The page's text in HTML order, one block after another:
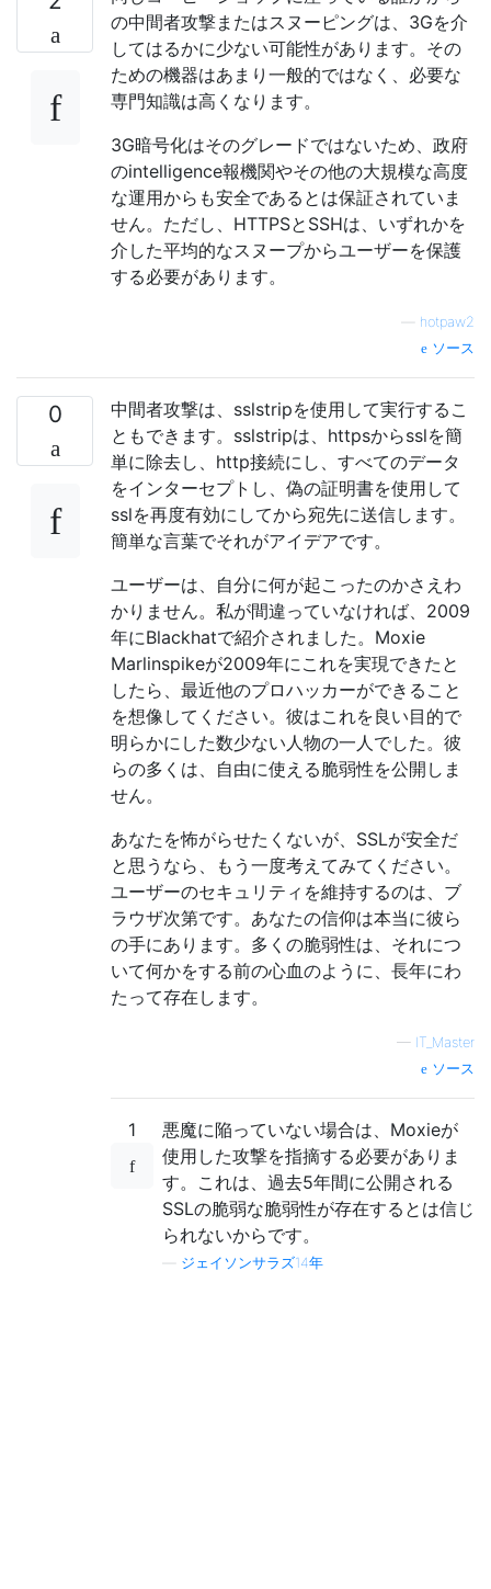
の中間者攻撃またはスヌーピングは、3Gを介
してはるかに少ない可能性があります。その
ための機器はあまり一般的ではなく、必要な
専門知識は高くなります。
3G暗号化はそのグレードではないため、政府
のintelligence報機関やその他の大規模な高度
な運用からも安全であるとは保証されていま
せん。ただし、HTTPSとSSHは、いずれかを
介した平均的なスヌープからユーザーを保護
する必要があります。
hotpaw2
ソース
0
中間者攻撃は、sslstripを使用して実行するこ
ともできます。sslstripは、httpsからsslを簡
単に除去し、http接続にし、すべてのデータ
をインターセプトし、偽の証明書を使用して
sslを再度有効にしてから宛先に送信します。
簡単な言葉でそれがアイデアです。
ユーザーは、自分に何が起こったのかさえわ
かりません。私が間違っていなければ、2009
年にBlackhatで紹介されました。Moxie
Marlinspikeが2009年にこれを実現できたと
したら、最近他のプロハッカーができること
を想像してください。彼はこれを良い目的で
明らかにした数少ない人物の一人でした。彼
らの多くは、自由に使える脆弱性を公開しま
せん。
あなたを怖がらせたくないが、SSLが安全だ
と思うなら、もう一度考えてみてください。
ユーザーのセキュリティを維持するのは、ブ
ラウザ次第です。あなたの信仰は本当に彼ら
の手にあります。多くの脆弱性は、それにつ
いて何かをする前の心血のように、長年にわ
たって存在します。
— IT_Master
ソース
1
悪魔に陥っていない場合は、Moxieが
使用した攻撃を指摘する必要がありま
す。これは、過去5年間に公開される
SSLの脆弱な脆弱性が存在するとは信じ
られないからです。
ジェイソンサラズ14年